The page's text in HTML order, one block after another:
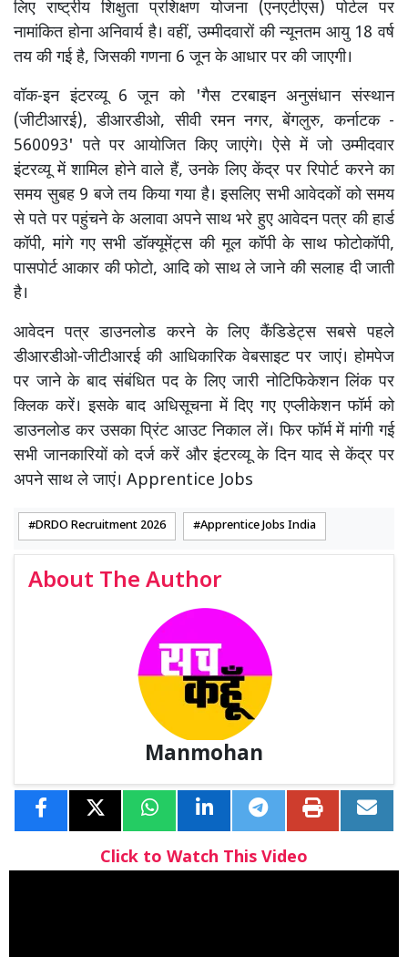
लिए राष्ट्रीय शिक्षुता प्रशिक्षण योजना (एनएटीएस) पोर्टल पर
नामांकित होना अनिवार्य है। वहीं, उम्मीदवारों की न्यूनतम आयु 18 वर्ष
तय की गई है, जिसकी गणना 6 जून के आधार पर की जाएगी।
वॉक-इन इंटरव्यू 6 जून को 'गैस टरबाइन अनुसंधान संस्थान
(जीटीआरई), डीआरडीओ, सीवी रमन नगर, बेंगलुरु, कर्नाटक -
560093' पते पर आयोजित किए जाएंगे। ऐसे में जो उम्मीदवार
इंटरव्यू में शामिल होने वाले हैं, उनके लिए केंद्र पर रिपोर्ट करने का
समय सुबह 9 बजे तय किया गया है। इसलिए सभी आवेदकों को समय
से पते पर पहुंचने के अलावा अपने साथ भरे हुए आवेदन पत्र की हार्ड
कॉपी, मांगे गए सभी डॉक्यूमेंट्स की मूल कॉपी के साथ फोटोकॉपी,
पासपोर्ट आकार की फोटो, आदि को साथ ले जाने की सलाह दी जाती
है।
आवेदन पत्र डाउनलोड करने के लिए कैंडिडेट्स सबसे पहले
डीआरडीओ-जीटीआरई की आधिकारिक वेबसाइट पर जाएं। होमपेज
पर जाने के बाद संबंधित पद के लिए जारी नोटिफिकेशन लिंक पर
क्लिक करें। इसके बाद अधिसूचना में दिए गए एप्लीकेशन फॉर्म को
डाउनलोड कर उसका प्रिंट आउट निकाल लें। फिर फॉर्म में मांगी गई
सभी जानकारियों को दर्ज करें और इंटरव्यू के दिन याद से केंद्र पर
अपने साथ ले जाएं। Apprentice Jobs
DRDO Recruitment 2026 Apprentice Jobs India
About The Author
Manmohan
Click to Watch This Video